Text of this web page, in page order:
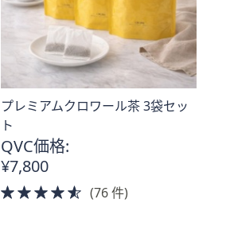
す。
プレミアムクロワール茶 3袋セッ
ト
QVC価格:
¥7,800
4.5
(76 件)